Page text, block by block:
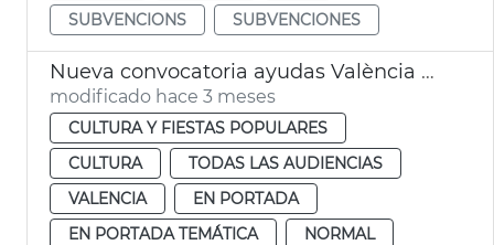
SUBVENCIONS
SUBVENCIONES
Nueva convocatoria ayudas València Music City
modificado hace 3 meses
CULTURA Y FIESTAS POPULARES
CULTURA
TODAS LAS AUDIENCIAS
VALENCIA
EN PORTADA
EN PORTADA TEMÁTICA
NORMAL